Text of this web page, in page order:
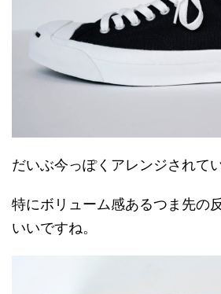
だいぶ今っぽくアレンジされて
特にボリューム感あるつま先の
いいですね。